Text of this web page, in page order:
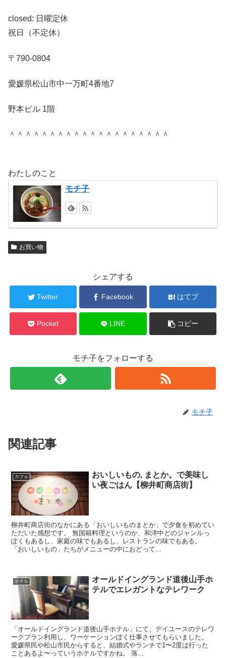
closed: 日曜定休
祝日（不定休）
〒790-0804
愛媛県松山市中一万町4番地7
野本ビル 1階
＾＾＾＾＾＾＾＾＾＾＾＾＾＾＾＾＾＾＾＾
わたしのこと
モチ子
お買い物
シェアする
Twitter Facebook はてブ
Pocket LINE コピー
モチ子をフォローする
モチ子
関連記事
カフェ
おいしいもの, まとか。で美味し
い夜ごはん【柳井町商店街】
柳井町商店街のなかにある「おいしいものまとか」で夕食を初めてい
ただいた感想です。 無国籍料理というのか、和洋中どのジャンルっ
ぽくもあるし、家庭の味でもあるし、レストランの味でもある。
「おいしいもの」たちがメニューの中におどって...
ホテル
オールドイングランド道後山手ホ
テルでエレガントなテレワーク
「オールドイングランド道後山手ホテル」にて、デイユースのテレワ
ークプラン利用し、ワーケーションぽく仕事させてもらいました。
愛媛県民や松山市民からすると、結婚式やランチで1〜2度は行った
ことあるよ〜っていうホテルですかね。 落...